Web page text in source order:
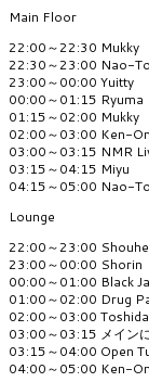
Main Floor
22:00～22:30 Mukky
22:30～23:00 Nao-
23:00～00:00 Yuitty
00:00～01:15 Ryuma
01:15～02:00 Mukky
02:00～03:00 Ken-
03:00～03:15 NMR
03:15～04:15 Miyu
04:15～05:00 Nao-
Lounge
22:00～23:00
23:00～00:00 Shorin
00:00～01:00 Black
01:00～02:00 Drug
02:00～03:00
03:00～03:15 メイン
03:15～04:00 Open
04:00～05:00 Ken-